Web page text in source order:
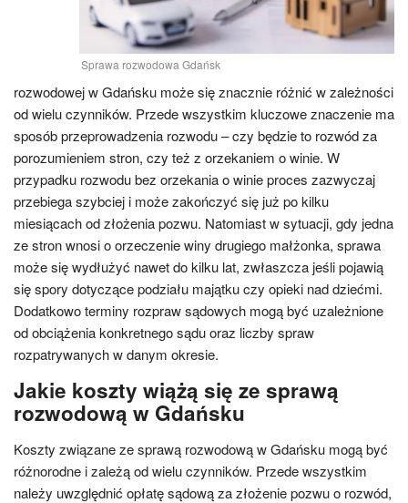
Sprawa rozwodowa Gdańsk
rozwodowej w Gdańsku może się znacznie różnić w zależności
od wielu czynników. Przede wszystkim kluczowe znaczenie ma
sposób przeprowadzenia rozwodu – czy będzie to rozwód za
porozumieniem stron, czy też z orzekaniem o winie. W
przypadku rozwodu bez orzekania o winie proces zazwyczaj
przebiega szybciej i może zakończyć się już po kilku
miesiącach od złożenia pozwu. Natomiast w sytuacji, gdy jedna
ze stron wnosi o orzeczenie winy drugiego małżonka, sprawa
może się wydłużyć nawet do kilku lat, zwłaszcza jeśli pojawią
się spory dotyczące podziału majątku czy opieki nad dziećmi.
Dodatkowo terminy rozpraw sądowych mogą być uzależnione
od obciążenia konkretnego sądu oraz liczby spraw
rozpatrywanych w danym okresie.
Jakie koszty wiążą się ze sprawą
rozwodową w Gdańsku
Koszty związane ze sprawą rozwodową w Gdańsku mogą być
różnorodne i zależą od wielu czynników. Przede wszystkim
należy uwzględnić opłatę sądową za złożenie pozwu o rozwód,